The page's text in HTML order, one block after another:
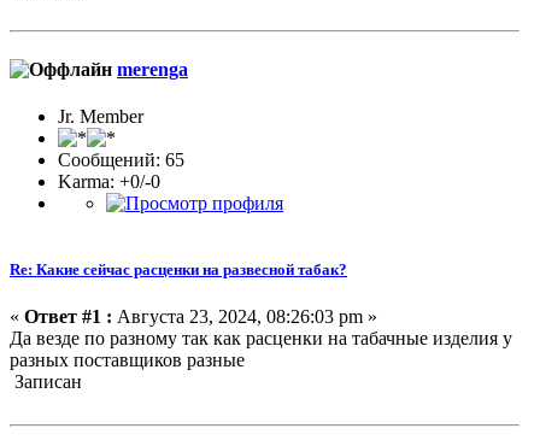
merenga
Jr. Member
Сообщений: 65
Karma: +0/-0
Re: Какие сейчас расценки на развесной табак?
« Ответ #1 : Августа 23, 2024, 08:26:03 pm »
Да везде по разному так как расценки на табачные изделия у
разных поставщиков разные
Записан